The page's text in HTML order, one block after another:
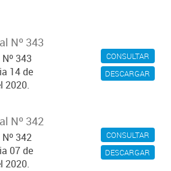
CONSULTAR
DESCARGAR
Nº 343
343
14 de
2020.
CONSULTAR
DESCARGAR
Nº 342
342
07 de
2020.